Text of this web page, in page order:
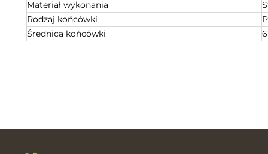
Materiał wykonania
Rodzaj końcówki
Średnica końcówki